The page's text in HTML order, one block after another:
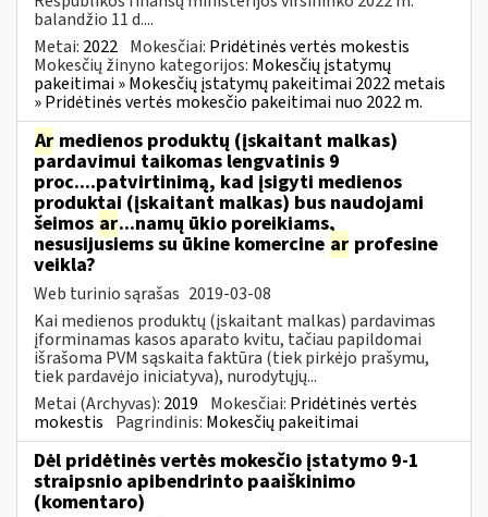
balandžio 11 d....
Metai: 2022 Mokesčiai: Pridėtinės vertės mokestis
Mokesčių žinyno kategorijos: Mokesčių įstatymų
pakeitimai » Mokesčių įstatymų pakeitimai 2022 metais
» Pridėtinės vertės mokesčio pakeitimai nuo 2022 m.
Ar medienos produktų (įskaitant malkas)
pardavimui taikomas lengvatinis 9
proc....patvirtinimą, kad įsigyti medienos
produktai (įskaitant malkas) bus naudojami
šeimos ar...namų ūkio poreikiams,
nesusijusiems su ūkine komercine ar profesine
veikla?
Web turinio sąrašas 2019-03-08
Kai medienos produktų (įskaitant malkas) pardavimas
įforminamas kasos aparato kvitu, tačiau papildomai
išrašoma PVM sąskaita faktūra (tiek pirkėjo prašymu,
tiek pardavėjo iniciatyva), nurodytųjų...
Metai (Archyvas): 2019 Mokesčiai: Pridėtinės vertės
mokestis Pagrindinis: Mokesčių pakeitimai
Dėl pridėtinės vertės mokesčio įstatymo 9-1
straipsnio apibendrinto paaiškinimo
(komentaro)